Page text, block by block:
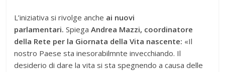
L’iniziativa si rivolge anche ai nuovi
parlamentari. SpiegaAndrea Mazzi, coordinatore
della Rete per la Giornata della Vita nascente: «Il
nostro Paese sta inesorabilmnte invecchiando. Il
desiderio di dare la vita si sta spegnendo a causa delle